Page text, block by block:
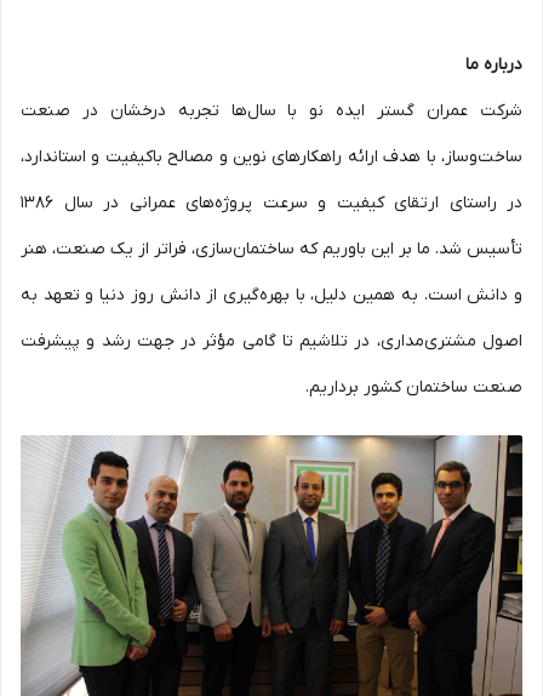
درباره ما
شرکت عمران گستر ایده نو با سال‌ها تجربه درخشان در صنعت
ساخت‌وساز، با هدف ارائه راهکارهای نوین و مصالح باکیفیت و استاندارد،
در راستای ارتقای کیفیت و سرعت پروژه‌های عمرانی در سال 1386
تأسیس شد. ما بر این باوریم که ساختمان‌سازی، فراتر از یک صنعت، هنر
و دانش است. به همین دلیل، با بهره‌گیری از دانش روز دنیا و تعهد به
اصول مشتری‌مداری، در تلاشیم تا گامی مؤثر در جهت رشد و پیشرفت
صنعت ساختمان کشور برداریم.